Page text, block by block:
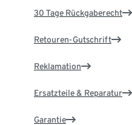
30 Tage Rückgaberecht
Retouren-Gutschrift
Reklamation
Ersatzteile & Reparatur
Garantie